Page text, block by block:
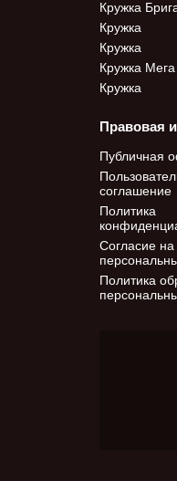
Кружка
Кружка
Кружка
Кружка Мега
Кружка
Правовая
Публичная
соглашение
Политика
Согласие на
Политика